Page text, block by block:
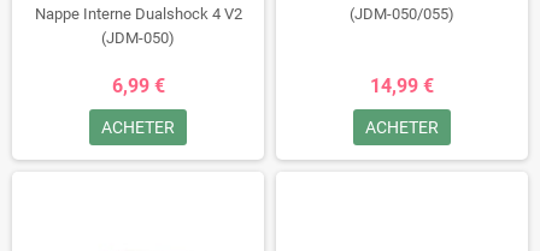
Nappe Interne Dualshock 4 V2
(JDM-050)
6,99 €
ACHETER
(JDM-050/055)
14,99 €
ACHETER